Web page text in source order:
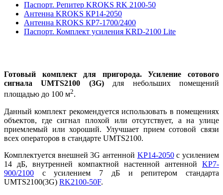
Паспорт. Репитер KROKS RK 2100-50
Антенна KROKS КР14-2050
Антенна KROKS КР7-1700/2400
Паспорт. Комплект усиления KRD-2100 Lite
Готовый комплект для пригорода. Усиление сотового
сигнала UMTS2100 (3G)для небольших помещений
площадью до 100 м2.
Данный комплект рекомендуется использовать в помещениях
объектов, где сигнал плохой или отсутствует, а на улице
приемлемый или хороший. Улучшает прием сотовой связи
всех операторов в стандарте UMTS2100.
Комплектуется внешней 3G антенной KP14-2050с усилением
14 дБ, внутренней компактной настенной антенной KP7-
900/2100 с усилением 7 дБ и репитером стандарта
UMTS2100(3G) RK2100-50F.